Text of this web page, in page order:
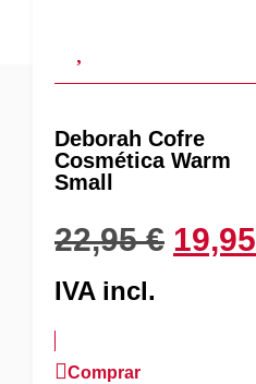
Deborah Cofre
Cosmética Warm
Small
22,95€ 19,95
IVA incl.
Comprar